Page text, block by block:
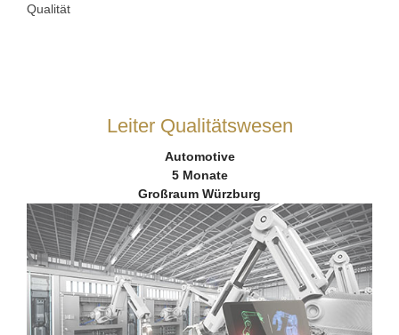
Qualität
Leiter Qualitätswesen
Automotive
5 Monate
Großraum Würzburg